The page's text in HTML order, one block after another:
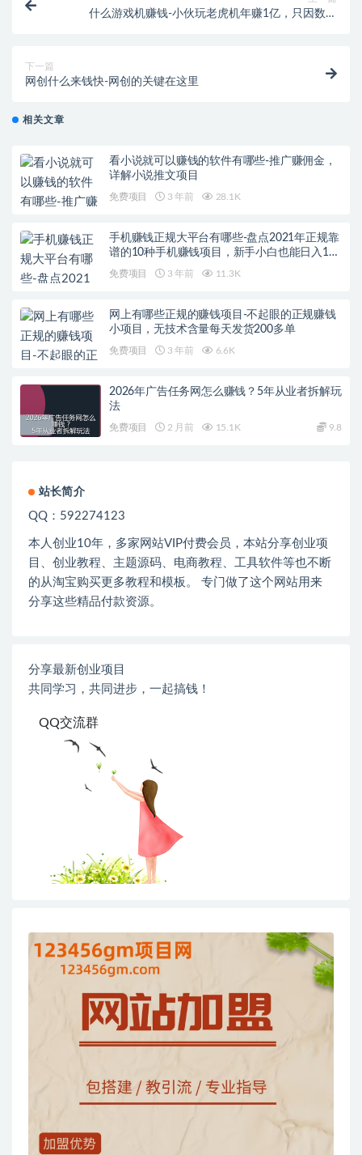
什么游戏机赚钱-小伙玩老虎机年赚1亿，只因数学
下一篇
网创什么来钱快-网创的关键在这里
相关文章
看小说就可以赚钱的软件有哪些-推广赚佣金，
详解小说推文项目
免费项目 3 年前 28.1K
手机赚钱正规大平台有哪些-盘点2021年正规靠
谱的10种手机赚钱项目，新手小白也能日入100
元
免费项目 3 年前 11.3K
网上有哪些正规的赚钱项目-不起眼的正规赚钱
小项目，无技术含量每天发货200多单
免费项目 3 年前 6.6K
2026年广告任务网怎么赚钱？5年从业者拆解玩
法
免费项目 2 月前 15.1K 9.8
站长简介
QQ：592274123
本人创业10年，多家网站VIP付费会员，本站分享创业项
目、创业教程、主题源码、电商教程、工具软件等也不断
的从淘宝购买更多教程和模板。 专门做了这个网站用来
分享这些精品付款资源。
分享最新创业项目
共同学习，共同进步，一起搞钱！
QQ交流群